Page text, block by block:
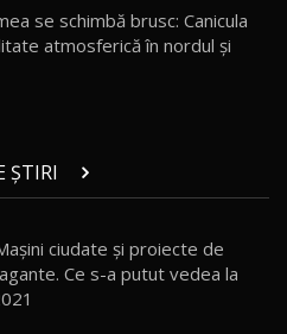
7X / Test Drive AutoBlog.MD
Surf / Test Drive
6e / Test Drive AutoBlog.MD
se schimbă brusc: Canicula
atmosferică în nordul și
ȘTIRI
ciudate şi proiecte de
Ce s-a putut vedea la